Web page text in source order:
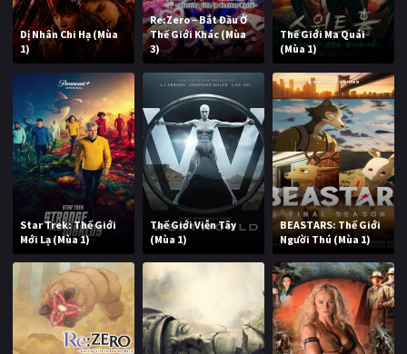
Dị Nhân Chi Hạ (Mùa
1)
Re:Zero − Bắt Đầu Ở
Thế Giới Khác (Mùa
3)
Thế Giới Ma Quái
(Mùa 1)
Star Trek: Thế Giới
Mới Lạ (Mùa 1)
Thế Giới Viễn Tây
(Mùa 1)
BEASTARS: Thế Giới
Người Thú (Mùa 1)